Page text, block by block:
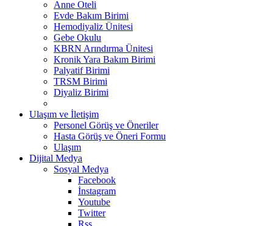
Anne Oteli
Evde Bakım Birimi
Hemodiyaliz Ünitesi
Gebe Okulu
KBRN Arındırma Ünitesi
Kronik Yara Bakım Birimi
Palyatif Birimi
TRSM Birimi
Diyaliz Birimi
Ulaşım ve İletişim
Personel Görüş ve Öneriler
Hasta Görüş ve Öneri Formu
Ulaşım
Dijital Medya
Sosyal Medya
Facebook
İnstagram
Youtube
Twitter
Rss